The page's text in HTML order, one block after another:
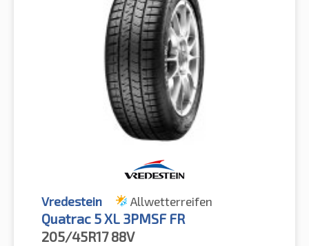
Vredestein Allwetterreifen
Quatrac 5 XL 3PMSF FR
205/45R17 88V